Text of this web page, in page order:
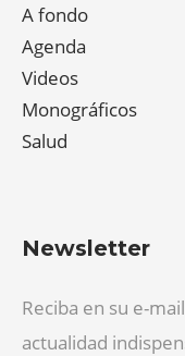
A fondo
Agenda
Videos
Monográficos
Salud
Newsletter
Reciba en su e-
actualidad